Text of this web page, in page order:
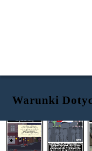
Warunki
Kryształowej
Powstanie Maleconazo było protestem przeciwko rządowi
kubańskiemu 5 sierpnia 1994 roku. Kuba znajdowała się w
kryzysie gospodarczym i protesty stały się gwałtowne.
Setki wyszły na ulice Hawany, skandując „Libertad!”.
Castro odpowiedział, mówiąc, że „kontrrewolucjoniści”
mogą odejść. 35 000 uciekło, głównie łodzią lub tratwą,
„W najkrótszej kolejności
działania przeciwko Żydom, a
zwłaszcza ichsynagogiodbędzie
się w całych Niemczech. Nie
należy w to ingerować ”.
- Szef gestapo Heinrich Müller w
telegramie do wszystkich jednostek
policji
1994